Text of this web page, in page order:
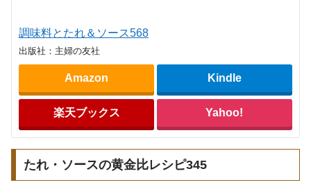
調味料とたれ＆ソース568
出版社：主婦の友社
Amazon Kindle
楽天ブックス Yahoo!
たれ・ソースの黄金比レシピ345